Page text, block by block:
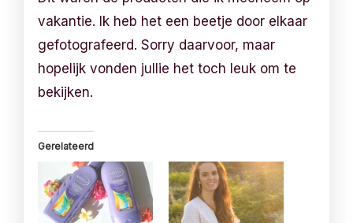
vakantie. Ik heb het een beetje door elkaar
gefotografeerd. Sorry daarvoor, maar
hopelijk vonden jullie het toch leuk om te
bekijken.
Gerelateerd